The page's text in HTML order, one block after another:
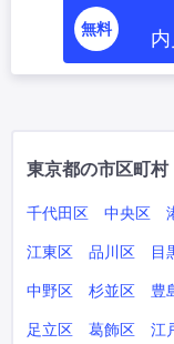
無料
東京都の市区町村
千代田区 中央区
江東区 品川区 目
中野区 杉並区 豊
足立区 葛飾区 江